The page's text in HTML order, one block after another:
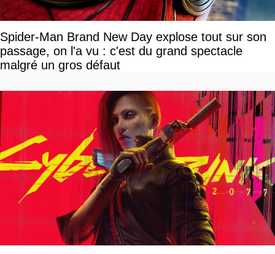
Spider-Man Brand New Day explose tout sur son
passage, on l'a vu : c'est du grand spectacle
malgré un gros défaut